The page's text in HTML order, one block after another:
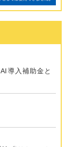
導入補助金と